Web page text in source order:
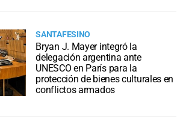
SANTAFESINO
Bryan J. Mayer integró la
delegación argentina ante
UNESCO en París para la
protección de bienes culturales en
conflictos armados